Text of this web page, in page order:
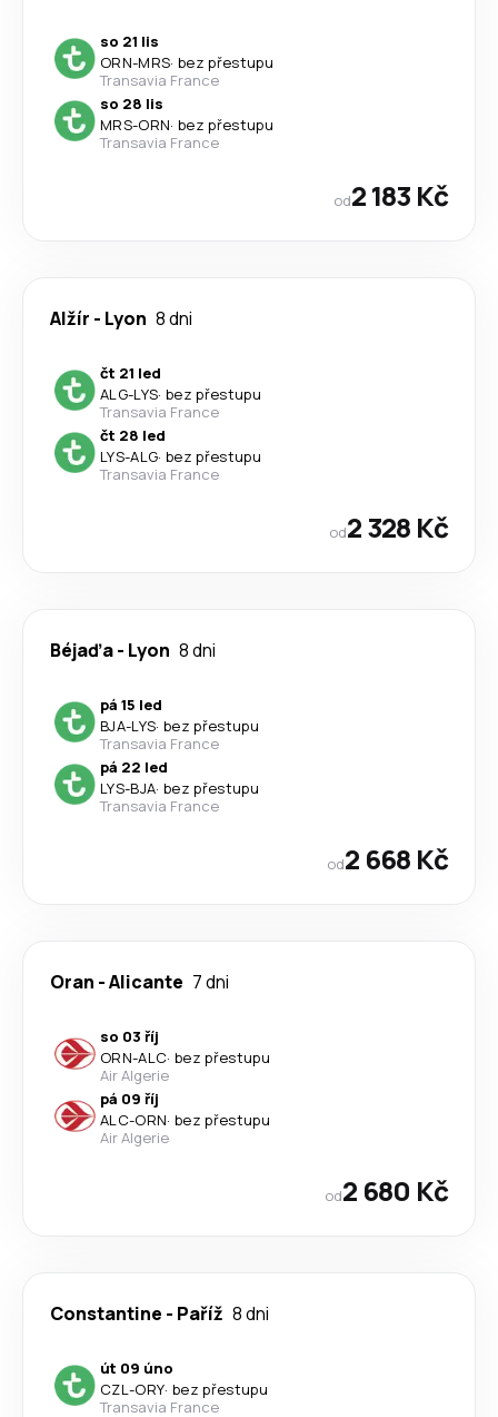
so 21 lis
ORN-MRS· bez přestupu
Transavia France
so 28 lis
MRS-ORN· bez přestupu
Transavia France
od2 183 Kč
Alžír - Lyon 8 dni
čt 21 led
ALG-LYS· bez přestupu
Transavia France
čt 28 led
LYS-ALG· bez přestupu
Transavia France
od2 328 Kč
Béjaďa- Lyon 8 dni
pá 15 led
BJA-LYS· bez přestupu
Transavia France
pá 22 led
LYS-BJA· bez přestupu
Transavia France
od2 668 Kč
Oran -Alicante 7 dni
so 03 říj
ORN-ALC· bez přestupu
Air Algerie
pá 09 říj
ALC-ORN· bez přestupu
Air Algerie
od2 680 Kč
Constantine - Paříž 8 dni
út 09 úno
CZL-ORY· bez přestupu
Transavia France